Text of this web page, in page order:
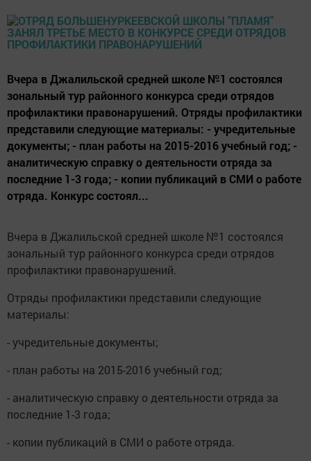
Вчера в Джалильской средней школе №1 состоялся
зональный тур районного конкурса среди отрядов
профилактики правонарушений. Отряды профилактики
представили следующие материалы: - учредительные
документы; - план работы на 2015-2016 учебный год; -
аналитическую справку о деятельности отряда за
последние 1-3 года; - копии публикаций в СМИ о работе
отряда. Конкурс состоял...
Вчера в Джалильской средней школе №1 состоялся
зональный тур районного конкурса среди отрядов
профилактики правонарушений.
Отряды профилактики представили следующие
материалы:
- учредительные документы;
- план работы на 2015-2016 учебный год;
- аналитическую справку о деятельности отряда за
последние 1-3 года;
- копии публикаций в СМИ о работе отряда.